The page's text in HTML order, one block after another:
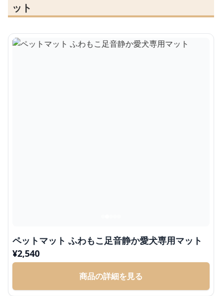
ット
ペットマット ふわもこ足音静か愛犬専用マット
¥2,540
商品の詳細を見る